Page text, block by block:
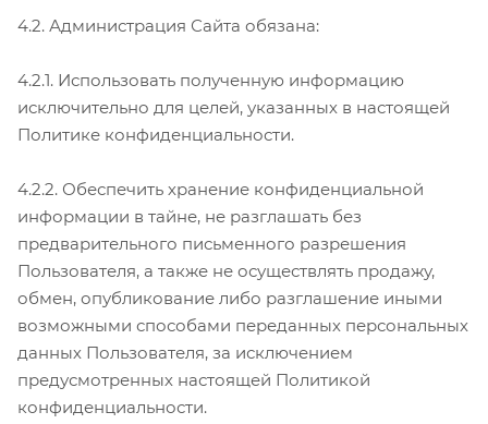
4.2. Администрация Сайта обязана:
4.2.1. Использовать полученную информацию
исключительно для целей, указанных в настоящей
Политике конфиденциальности.
4.2.2. Обеспечить хранение конфиденциальной
информации в тайне, не разглашать без
предварительного письменного разрешения
Пользователя, а также не осуществлять продажу,
обмен, опубликование либо разглашение иными
возможными способами переданных персональных
данных Пользователя, за исключением
предусмотренных настоящей Политикой
конфиденциальности.